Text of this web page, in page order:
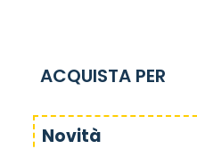
ACQUISTA PER
Novità